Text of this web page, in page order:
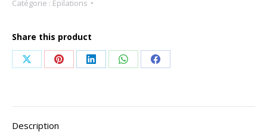
Catégorie : Epilations
Share this product
Share Share Share Share Share
Description